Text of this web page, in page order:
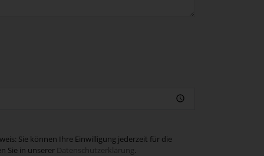
Sie können Ihre Einwilligung jederzeit für die
Sie in unserer Datenschutzerklärung.